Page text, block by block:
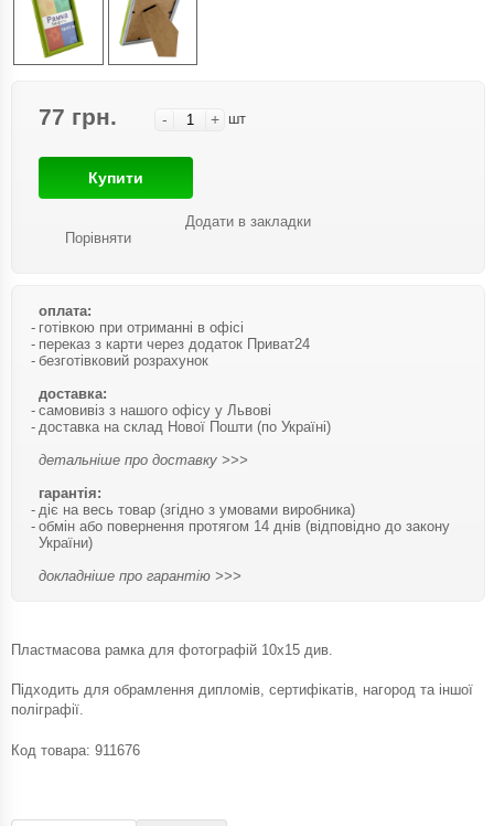
77 грн. - + шт
Купити
Порівняти
Додати в закладки
оплата:
готівкою при отриманні в офісі
переказ з карти через додаток Приват24
безготівковий розрахунок
доставка:
самовивіз з нашого офісу у Львові
доставка на склад Нової Пошти (по Україні)
детальніше про доставку >>>
гарантія:
діє на весь товар (згідно з умовами виробника)
обмін або повернення протягом 14 днів (відповідно до закону
України)
докладніше про гарантію >>>
Пластмасова рамка для фотографій 10х15 див.
Підходить для обрамлення дипломів, сертифікатів, нагород та іншої
поліграфії.
Код товара: 911676